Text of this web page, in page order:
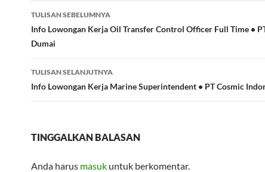
Navigasi
Tulisan
TULISAN SEBELUMNYA
Info Lowongan Kerja Oil Transfer Control Officer Full Time •
Dumai
TULISAN SELANJUTNYA
Info Lowongan Kerja Marine Superintendent • PT Cosmic
TINGGALKAN BALASAN
Anda harus masuk untuk berkomentar.